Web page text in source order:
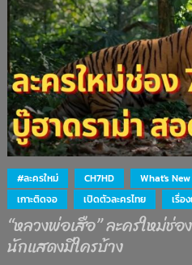
#ละครใหม่ CH7HD What's New
เกาะติดจอ
เปิดตัวละครไทย เรื่อ
“หลวงพ่อเสือ” ละครใหม่ช่
นักแสดงมีใครบ้าง